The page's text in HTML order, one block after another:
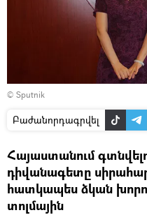
© Sputnik
Բաժանորդագրվել
Հայաստանում
դիվանագետը
հատկապես ձկան
տոլմային